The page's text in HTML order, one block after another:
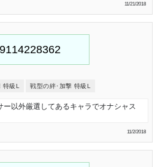
11/21/2018
特級L 戦型の絆･加撃 特級L
ー以外厳選してあるキャラでオナシャス
11/2/2018